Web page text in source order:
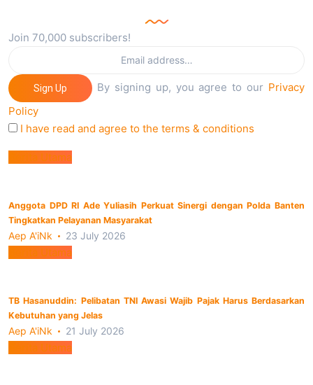
Join 70,000 subscribers!
Sign Up By signing up, you agree to our Privacy
Policy
I have read and agree to the terms & conditions
Berita Utama
Anggota DPD RI Ade Yuliasih Perkuat Sinergi dengan Polda Banten
Tingkatkan Pelayanan Masyarakat
Aep A'iNk 23 July 2026
Berita Utama
TB Hasanuddin: Pelibatan TNI Awasi Wajib Pajak Harus Berdasarkan
Kebutuhan yang Jelas
Aep A'iNk 21 July 2026
Berita Utama